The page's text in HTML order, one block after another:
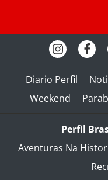
Diario Perfil
Weekend
Perfil
Aventuras Na